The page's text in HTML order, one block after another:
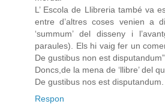
L’ Escola de Llibreria també va
entre d’altres coses venien a
‘summum’ del disseny i
paraules). Els hi vaig fer un
De gustibus non est
Doncs,de la mena de ‘llibre’ del
De gustibus nos est disputandum.
Respon